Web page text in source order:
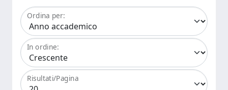
Ordina per:
In ordine:
Risultati/Pagina